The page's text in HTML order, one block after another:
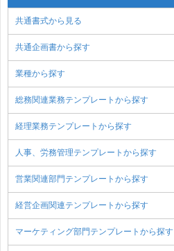
共通書式から見る
共通企画書から探す
業種から探す
総務関連業務テンプレートから探す
経理業務テンプレートから探す
人事、労務管理テンプレートから探す
営業関連部門テンプレートから探す
経営企画関連テンプレートから探す
マーケティング部門テンプレートから探す